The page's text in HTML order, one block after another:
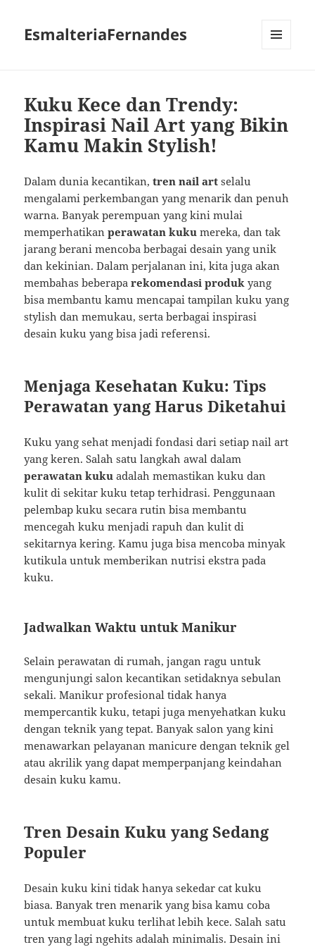
EsmalteriaFernandes
Kuku Kece dan Trendy:
Inspirasi Nail Art yang Bikin
Kamu Makin Stylish!
Dalam dunia kecantikan,tren nail art selalu
mengalami perkembangan yang menarik dan penuh
warna. Banyak perempuan yang kini mulai
memperhatikanperawatan kuku mereka, dan tak
jarang berani mencoba berbagai desain yang unik
dan kekinian. Dalam perjalanan ini, kita juga akan
membahas beberaparekomendasi produk yang
bisa membantu kamu mencapai tampilan kuku yang
stylish dan memukau, serta berbagai inspirasi
desain kuku yang bisa jadi referensi.
Menjaga Kesehatan Kuku: Tips
Perawatan yang Harus Diketahui
Kuku yang sehat menjadi fondasi dari setiap nail art
yang keren. Salah satu langkah awal dalam
perawatan kuku adalah memastikan kuku dan
kulit di sekitar kuku tetap terhidrasi. Penggunaan
pelembap kuku secara rutin bisa membantu
mencegah kuku menjadi rapuh dan kulit di
sekitarnya kering. Kamu juga bisa mencoba minyak
kutikula untuk memberikan nutrisi ekstra pada
kuku.
Jadwalkan Waktu untuk Manikur
Selain perawatan di rumah, jangan ragu untuk
mengunjungi salon kecantikan setidaknya sebulan
sekali. Manikur profesional tidak hanya
mempercantik kuku, tetapi juga menyehatkan kuku
dengan teknik yang tepat. Banyak salon yang kini
menawarkan pelayanan manicure dengan teknik gel
atau akrilik yang dapat memperpanjang keindahan
desain kuku kamu.
Tren Desain Kuku yang Sedang
Populer
Desain kuku kini tidak hanya sekedar cat kuku
biasa. Banyak tren menarik yang bisa kamu coba
untuk membuat kuku terlihat lebih kece. Salah satu
tren yang lagi ngehits adalah minimalis. Desain ini